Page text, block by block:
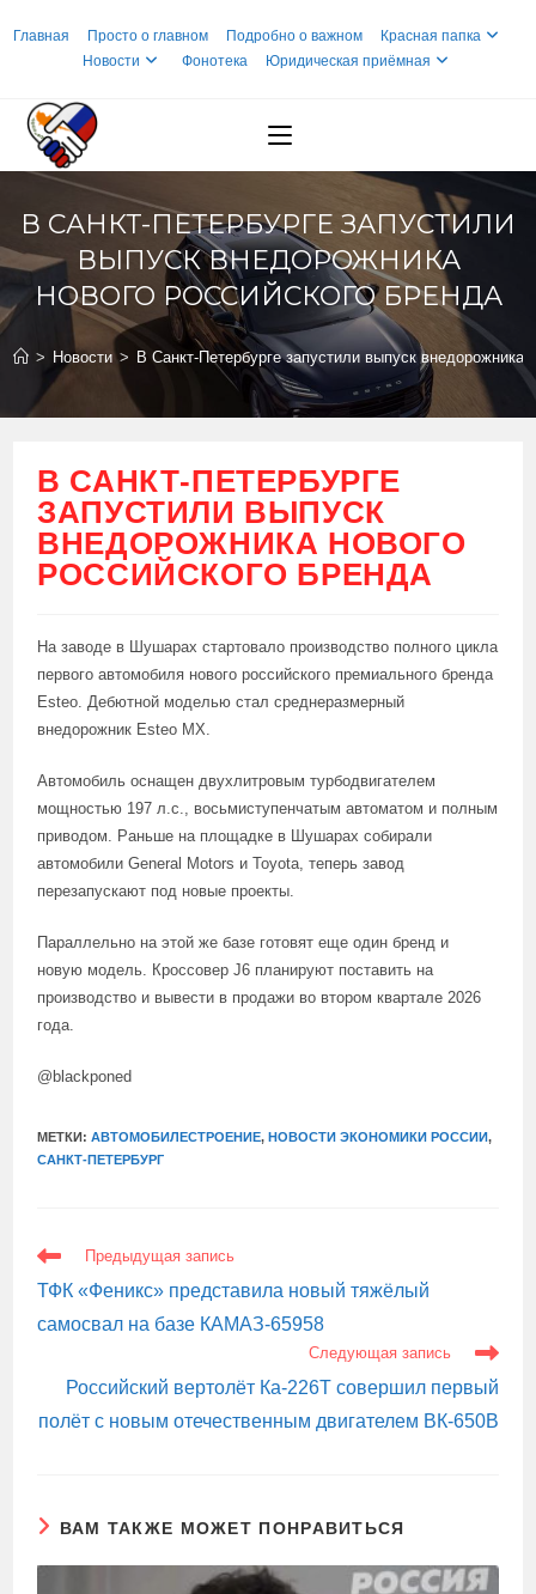
Главная Просто о главном Подробно о важном
Красная папка
Новости
Фонотека Юридическая приёмная
В САНКТ-ПЕТЕРБУРГЕ ЗАПУСТИЛИ
ВЫПУСК ВНЕДОРОЖНИКА
НОВОГО РОССИЙСКОГО БРЕНДА
> Новости > В Санкт-Петербурге запустили выпуск внедорожника
В САНКТ-ПЕТЕРБУРГЕ
ЗАПУСТИЛИ ВЫПУСК
ВНЕДОРОЖНИКА НОВОГО
РОССИЙСКОГО БРЕНДА
На заводе в Шушарах стартовало производство полного цикла
первого автомобиля нового российского премиального бренда
Esteo. Дебютной моделью стал среднеразмерный
внедорожник Esteo MX.
Автомобиль оснащен двухлитровым турбодвигателем
мощностью 197 л.с., восьмиступенчатым автоматом и полным
приводом. Раньше на площадке в Шушарах собирали
автомобили General Motors и Toyota, теперь завод
перезапускают под новые проекты.
Параллельно на этой же базе готовят еще один бренд и
новую модель. Кроссовер J6 планируют поставить на
производство и вывести в продажи во втором квартале 2026
года.
@blackponed
МЕТКИ:АВТОМОБИЛЕСТРОЕНИЕ, НОВОСТИ ЭКОНОМИКИ РОССИИ,
САНКТ-ПЕТЕРБУРГ
ЕЩЕ
СТАТЬИ
Предыдущая запись
ТФК «Феникс» представила новый тяжёлый
самосвал на базе КАМАЗ-65958
Следующая запись
Российский вертолёт Ка-226Т совершил первый
полёт с новым отечественным двигателем ВК-650В
ВАМ ТАКЖЕ МОЖЕТ ПОНРАВИТЬСЯ